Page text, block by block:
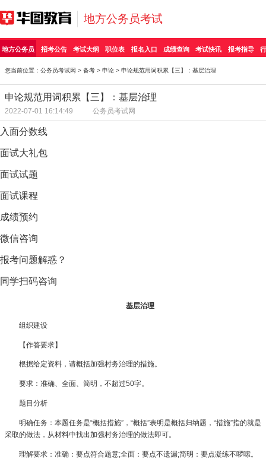
地方公务员考试
地方公务员 招考公告 考试大纲 职位表 报名入口 成绩查询 考试快讯 报考指导
您当前位置： 公务员考试网 > 备考 > 申论 > 申论规范用词积累【三】：基层治理
申论规范用词积累【三】：基层治理
2022-07-01 16:14:49 公务员考试网
入面分数线
面试大礼包
面试试题
面试课程
成绩预约
微信咨询
报考问题解惑？
同学扫码咨询
基层治理
组织建设
【作答要求】
根据给定资料，请概括加强村务治理的措施。
要求：准确、全面、简明，不超过50字。
题目分析
明确任务：本题任务是“概括措施”，“概括”表明是概括归纳题，“措施”指的就是
采取的做法，从材料中找出加强村务治理的做法即可。
理解要求：准确：要点符合题意;全面：要点不遗漏;简明：要点凝练不啰嗦。